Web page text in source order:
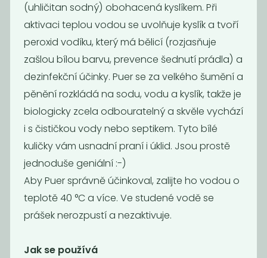
Taed
320Kč/ Kg
Bika – soda
bicarbona
75Kč/ Kg
Novinka Novinka
(uhličitan sodný) obohacená kyslíkem. Při
aktivaci teplou vodou se uvolňuje kyslík a tvoří
peroxid vodíku, který má bělicí (rozjasňuje
zašlou bílou barvu, prevence šednutí prádla) a
dezinfekční účinky. Puer se za velkého šumění a
pěnění rozkládá na sodu, vodu a kyslík, takže je
biologicky zcela odbouratelný a skvěle vychází
i s čističkou vody nebo septikem. Tyto bílé
kuličky vám usnadní praní i úklid. Jsou prostě
jednoduše geniální :-)
Aby Puer správně účinkoval, zalijte ho vodou o
teplotě 40 °C a více. Ve studené vodě se
prášek nerozpustí a nezaktivuje.
Jak se používá